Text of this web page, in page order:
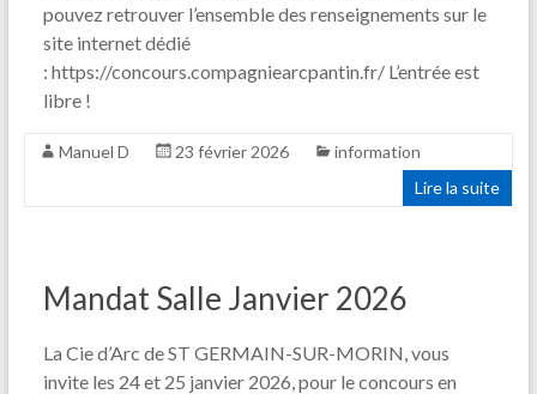
pouvez retrouver l’ensemble des renseignements sur le
site internet dédié
: https://concours.compagniearcpantin.fr/ L’entrée est
libre !
Manuel D 23 février 2026
information
Lire la suite
Mandat Salle Janvier 2026
La Cie d’Arc de ST GERMAIN-SUR-MORIN, vous
invite les 24 et 25 janvier 2026, pour le concours en